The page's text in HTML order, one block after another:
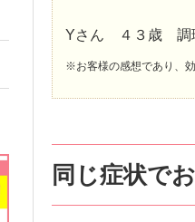
Yさん ４３歳 調
※お客様の感想であり、
同じ症状で